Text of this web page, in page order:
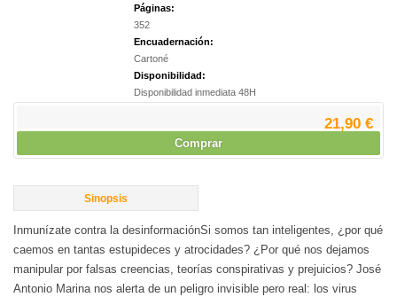
Páginas:
352
Encuadernación:
Cartoné
Disponibilidad:
Disponibilidad inmediata 48H
21,90 €
Comprar
Sinopsis
Inmunízate contra la desinformaciónSi somos tan inteligentes, ¿por qué
caemos en tantas estupideces y atrocidades? ¿Por qué nos dejamos
manipular por falsas creencias, teorías conspirativas y prejuicios? José
Antonio Marina nos alerta de un peligro invisible pero real: los virus